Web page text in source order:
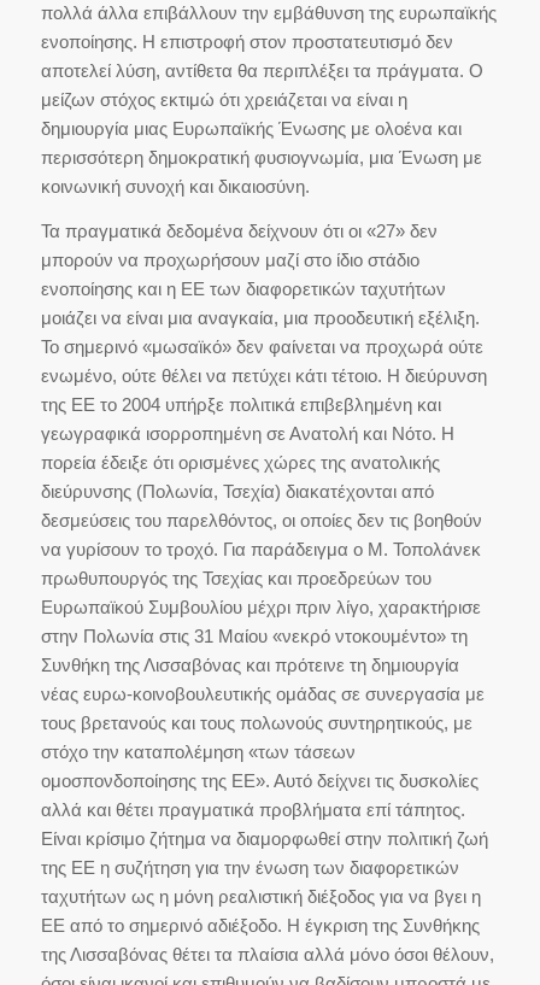
πολλά άλλα επιβάλλουν την εμβάθυνση της ευρωπαϊκής
ενοποίησης. Η επιστροφή στον προστατευτισμό δεν
αποτελεί λύση, αντίθετα θα περιπλέξει τα πράγματα. Ο
μείζων στόχος εκτιμώ ότι χρειάζεται να είναι η
δημιουργία μιας Ευρωπαϊκής Ένωσης με ολοένα και
περισσότερη δημοκρατική φυσιογνωμία, μια Ένωση με
κοινωνική συνοχή και δικαιοσύνη.
Τα πραγματικά δεδομένα δείχνουν ότι οι «27» δεν
μπορούν να προχωρήσουν μαζί στο ίδιο στάδιο
ενοποίησης και η ΕΕ των διαφορετικών ταχυτήτων
μοιάζει να είναι μια αναγκαία, μια προοδευτική εξέλιξη.
Το σημερινό «μωσαϊκό» δεν φαίνεται να προχωρά ούτε
ενωμένο, ούτε θέλει να πετύχει κάτι τέτοιο. Η διεύρυνση
της ΕΕ το 2004 υπήρξε πολιτικά επιβεβλημένη και
γεωγραφικά ισορροπημένη σε Ανατολή και Νότο. Η
πορεία έδειξε ότι ορισμένες χώρες της ανατολικής
διεύρυνσης (Πολωνία, Τσεχία) διακατέχονται από
δεσμεύσεις του παρελθόντος, οι οποίες δεν τις βοηθούν
να γυρίσουν το τροχό. Για παράδειγμα ο Μ. Τοπολάνεκ
πρωθυπουργός της Τσεχίας και προεδρεύων του
Ευρωπαϊκού Συμβουλίου μέχρι πριν λίγο, χαρακτήρισε
στην Πολωνία στις 31 Μαίου «νεκρό ντοκουμέντο» τη
Συνθήκη της Λισσαβόνας και πρότεινε τη δημιουργία
νέας ευρω-κοινοβουλευτικής ομάδας σε συνεργασία με
τους βρετανούς και τους πολωνούς συντηρητικούς, με
στόχο την καταπολέμηση «των τάσεων
ομοσπονδοποίησης της ΕΕ». Αυτό δείχνει τις δυσκολίες
αλλά και θέτει πραγματικά προβλήματα επί τάπητος.
Είναι κρίσιμο ζήτημα να διαμορφωθεί στην πολιτική ζωή
της ΕΕ η συζήτηση για την ένωση των διαφορετικών
ταχυτήτων ως η μόνη ρεαλιστική διέξοδος για να βγει η
ΕΕ από το σημερινό αδιέξοδο. Η έγκριση της Συνθήκης
της Λισσαβόνας θέτει τα πλαίσια αλλά μόνο όσοι θέλουν,